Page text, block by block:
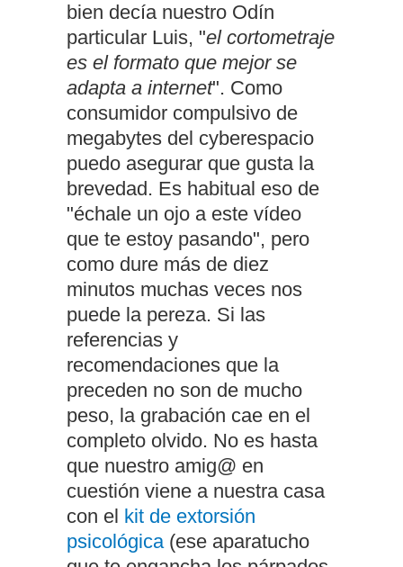
bien decía nuestro Odín
particular Luis, "el cortometraje
es el formato que mejor se
adapta a internet". Como
consumidor compulsivo de
megabytes del cyberespacio
puedo asegurar que gusta la
brevedad. Es habitual eso de
"échale un ojo a este vídeo
que te estoy pasando", pero
como dure más de diez
minutos muchas veces nos
puede la pereza. Si las
referencias y
recomendaciones que la
preceden no son de mucho
peso, la grabación cae en el
completo olvido. No es hasta
que nuestro amig@ en
cuestión viene a nuestra casa
con el kit de extorsión
psicológica(ese aparatucho